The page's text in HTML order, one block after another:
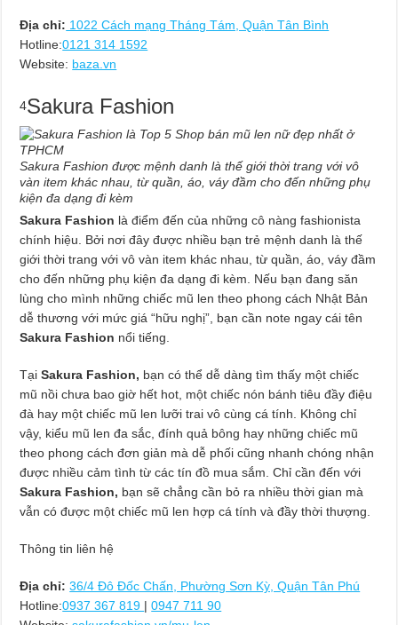
Địa chỉ: 1022 Cách mạng Tháng Tám, Quận Tân Bình
Hotline:0121 314 1592
Website: baza.vn
4Sakura Fashion
Sakura Fashion được mệnh danh là thế giới thời trang với vô
vàn item khác nhau, từ quần, áo, váy đầm cho đến những phụ
kiện đa dạng đi kèm
Sakura Fashion là điểm đến của những cô nàng fashionista
chính hiệu. Bởi nơi đây được nhiều bạn trẻ mệnh danh là thế
giới thời trang với vô vàn item khác nhau, từ quần, áo, váy đầm
cho đến những phụ kiện đa dạng đi kèm. Nếu bạn đang săn
lùng cho mình những chiếc mũ len theo phong cách Nhật Bản
dễ thương với mức giá “hữu nghị”, bạn cần note ngay cái tên
Sakura Fashion nổi tiếng.
TạiSakura Fashion, bạn có thể dễ dàng tìm thấy một chiếc
mũ nồi chưa bao giờ hết hot, một chiếc nón bánh tiêu đầy điệu
đà hay một chiếc mũ len lưỡi trai vô cùng cá tính. Không chỉ
vậy, kiểu mũ len đa sắc, đính quả bông hay những chiếc mũ
theo phong cách đơn giản mà dễ phối cũng nhanh chóng nhận
được nhiều cảm tình từ các tín đồ mua sắm. Chỉ cần đến với
Sakura Fashion, bạn sẽ chẳng cần bỏ ra nhiều thời gian mà
vẫn có được một chiếc mũ len hợp cá tính và đầy thời thượng.
Thông tin liên hệ
Địa chỉ: 36/4 Đô Đốc Chấn, Phường Sơn Kỳ, Quận Tân Phú
Hotline:0937 367 819 |0947 711 90